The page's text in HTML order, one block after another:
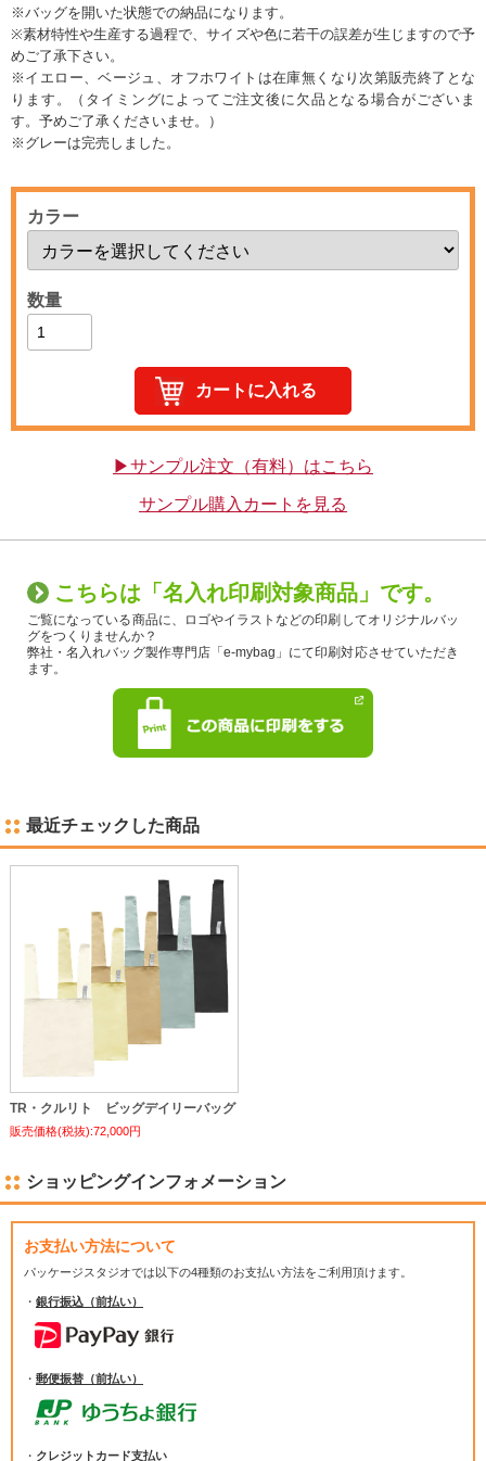
※バッグを開いた状態での納品になります。
※素材特性や生産する過程で、サイズや色に若干の誤差が生じますので予
めご了承下さい。
※イエロー、ベージュ、オフホワイトは在庫無くなり次第販売終了とな
ります。（タイミングによってご注文後に欠品となる場合がございま
す。予めご了承くださいませ。）
※グレーは完売しました。
カラー
数量
▶サンプル注文（有料）はこちら
サンプル購入カートを見る
こちらは「名入れ印刷対象商品」です。
ご覧になっている商品に、ロゴやイラストなどの印刷してオリジナルバッ
グをつくりませんか？
弊社・名入れバッグ製作専門店「e-mybag」にて印刷対応させていただき
ます。
最近チェックした商品
TR・クルリト ビッグデイリーバッグ
販売価格(税抜):72,000円
ショッピングインフォメーション
お支払い方法について
パッケージスタジオでは以下の4種類のお支払い方法をご利用頂けます。
・ 銀行振込（前払い）
・ 郵便振替（前払い）
・ クレジットカード支払い